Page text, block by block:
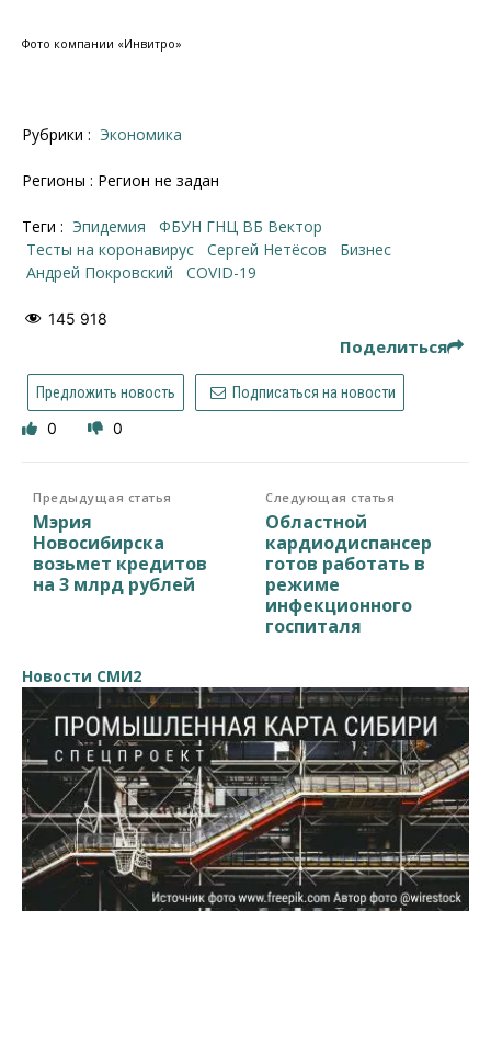
Фото компании «Инвитро»
Рубрики : Экономика
Регионы : Регион не задан
Теги : эпидемия
ФБУН ГНЦ ВБ Вектор
тесты на коронавирус
Сергей Нетёсов
бизнес
Андрей Покровский
COVID-19
145 918
Поделиться
Предложить новость Подписаться на новости
0 0
Предыдущая статья
Мэрия
Новосибирска
возьмет кредитов
на 3 млрд рублей
Следующая статья
Областной
кардиодиспансер
готов работать в
режиме
инфекционного
госпиталя
Новости СМИ2